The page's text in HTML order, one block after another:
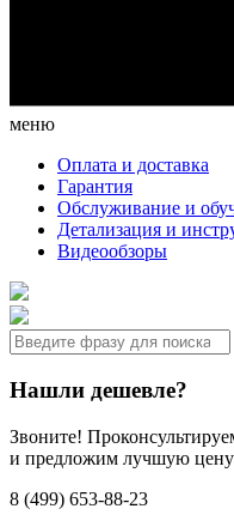
меню
Оплата и доставка
Гарантия
Обслуживание и
Детализация и
Видеообзоры
Нашли дешевле?
Звоните!
и предложим лучшую цену
8 (499) 653-88-23